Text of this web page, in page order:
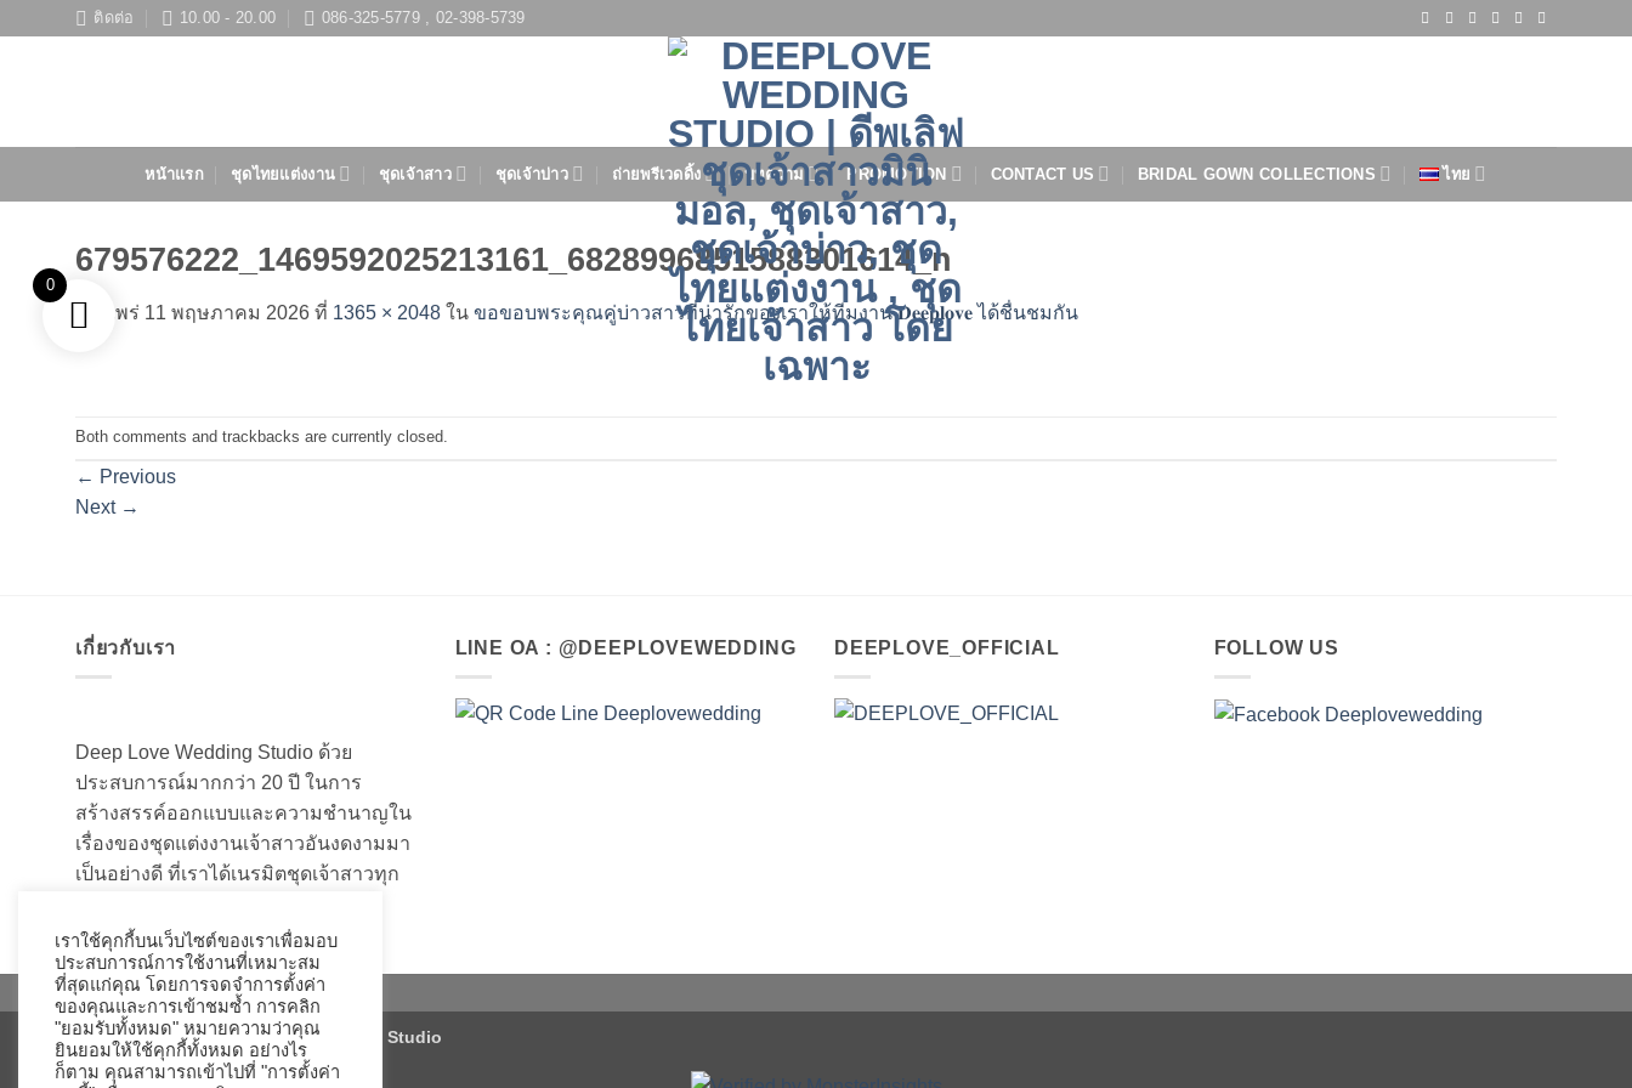
ติดต่อ 10.00 - 20.00 086-325-5779 , 02-398-5739
หน้าแรก ชุดไทยแต่งงาน ชุดเจ้าสาว ชุดเจ้าบ่าว ถ่ายพรีเวดดิ้ง บทความ PROMOTION CONTACT US BRIDAL GOWN COLLECTIONS ไทย
679576222_1469592025213161_6828996851588301614_n
เผยแพร่ 11 พฤษภาคม 2026 ที่ 1365 × 2048 ใน ขอขอบพระคุณคู่บ่าวสาวที่น่ารักของเราให้ทีมงาน 𝐃𝐞𝐞𝐩𝐥𝐨𝐯𝐞 ได้ชื่นชมกัน
Both comments and trackbacks are currently closed.
← Previous
Next →
เกี่ยวกับเรา
Deep Love Wedding Studio ด้วย
ประสบการณ์มากกว่า 20 ปี ในการ
สร้างสรรค์ออกแบบและความชำนาญใน
เรื่องของชุดแต่งงานเจ้าสาวอันงดงามมา
เป็นอย่างดี ที่เราได้เนรมิตชุดเจ้าสาวทุก
LINE OA : @DEEPLOVEWEDDING DEEPLOVE_OFFICIAL FOLLOW US
Copyright 2026 ©Deep Love Wedding Studio
เราใช้คุกกี้บนเว็บไซต์ของเราเพื่อมอบ
ประสบการณ์การใช้งานที่เหมาะสม
ที่สุดแก่คุณ โดยการจดจำการตั้งค่า
ของคุณและการเข้าชมซ้ำ การคลิก
"ยอมรับทั้งหมด" หมายความว่าคุณ
ยินยอมให้ใช้คุกกี้ทั้งหมด อย่างไร
ก็ตาม คุณสามารถเข้าไปที่ "การตั้งค่า
0